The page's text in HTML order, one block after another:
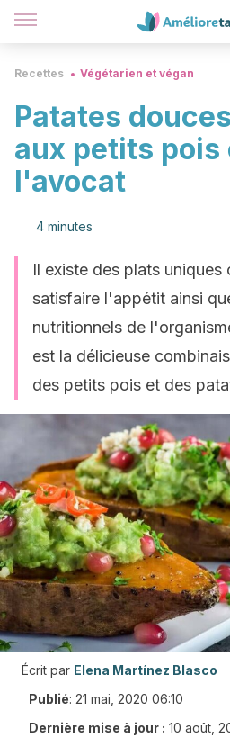
Recettes Végétarien et végan
Patates
aux petits pois
l'avocat
4 minutes
Il existe des plats uniques
satisfaire l'appétit ainsi
nutritionnels de
est la délicieuse
des petits pois et des
Écrit par Elena Martínez Blasco
Publié: 21 mai, 2020 06:10
Dernière mise à jour : 10 août,